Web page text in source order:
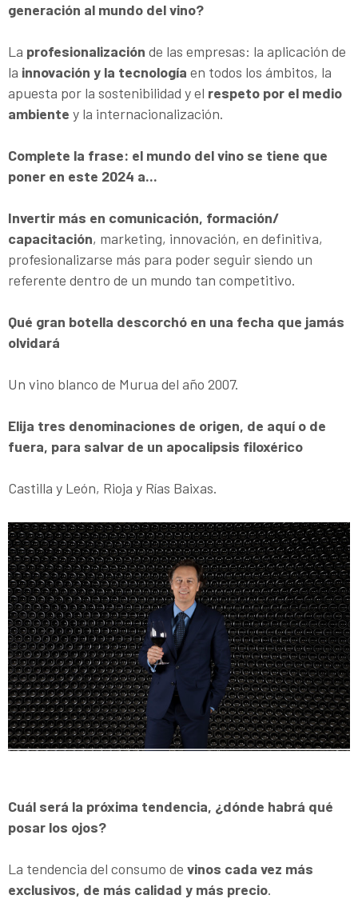
generación al mundo del vino?
La profesionalización de las empresas: la aplicación de
la innovación y la tecnología en todos los ámbitos, la
apuesta por la sostenibilidad y el respeto por el medio
ambiente y la internacionalización.
Complete la frase: el mundo del vino se tiene que
poner en este 2024 a...
Invertir más en comunicación, formación/
capacitación, marketing, innovación, en definitiva,
profesionalizarse más para poder seguir siendo un
referente dentro de un mundo tan competitivo.
Qué gran botella descorchó en una fecha que jamás
olvidará
Un vino blanco de Murua del año 2007.
Elija tres denominaciones de origen, de aquí o de
fuera, para salvar de un apocalipsis filoxérico
Castilla y León, Rioja y Rías Baixas.
Cuál será la próxima tendencia, ¿dónde habrá qué
posar los ojos?
La tendencia del consumo de vinos cada vez más
exclusivos, de más calidad y más precio.